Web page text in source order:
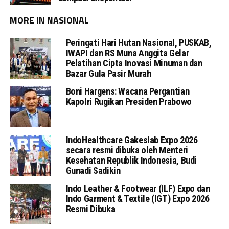
MORE IN NASIONAL
Peringati Hari Hutan Nasional, PUSKAB,
IWAPI dan RS Muna Anggita Gelar
Pelatihan Cipta Inovasi Minuman dan
Bazar Gula Pasir Murah
Boni Hargens: Wacana Pergantian
Kapolri Rugikan Presiden Prabowo
IndoHealthcare Gakeslab Expo 2026
secara resmi dibuka oleh Menteri
Kesehatan Republik Indonesia, Budi
Gunadi Sadikin
Indo Leather & Footwear (ILF) Expo dan
Indo Garment & Textile (IGT) Expo 2026
Resmi Dibuka